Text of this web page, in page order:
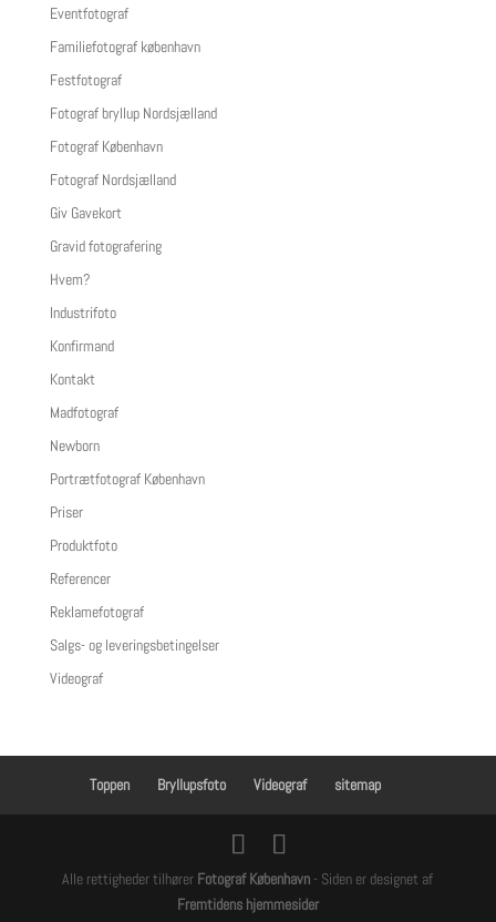
Eventfotograf
Familiefotograf københavn
Festfotograf
Fotograf bryllup Nordsjælland
Fotograf København
Fotograf Nordsjælland
Giv Gavekort
Gravid fotografering
Hvem?
Industrifoto
Konfirmand
Kontakt
Madfotograf
Newborn
Portrætfotograf København
Priser
Produktfoto
Referencer
Reklamefotograf
Salgs- og leveringsbetingelser
Videograf
Toppen Bryllupsfoto Videograf sitemap
Alle rettigheder tilhører Fotograf København - Siden er designet af
Fremtidens hjemmesider